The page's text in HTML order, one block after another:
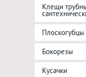
Клещи
Плоскогубцы
Бокорезы
Кусачки